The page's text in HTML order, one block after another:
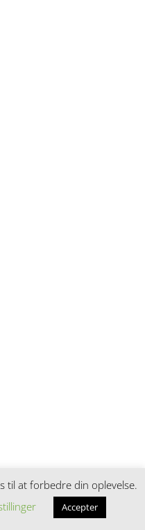
til at forbedre din oplevelse.
Accepter